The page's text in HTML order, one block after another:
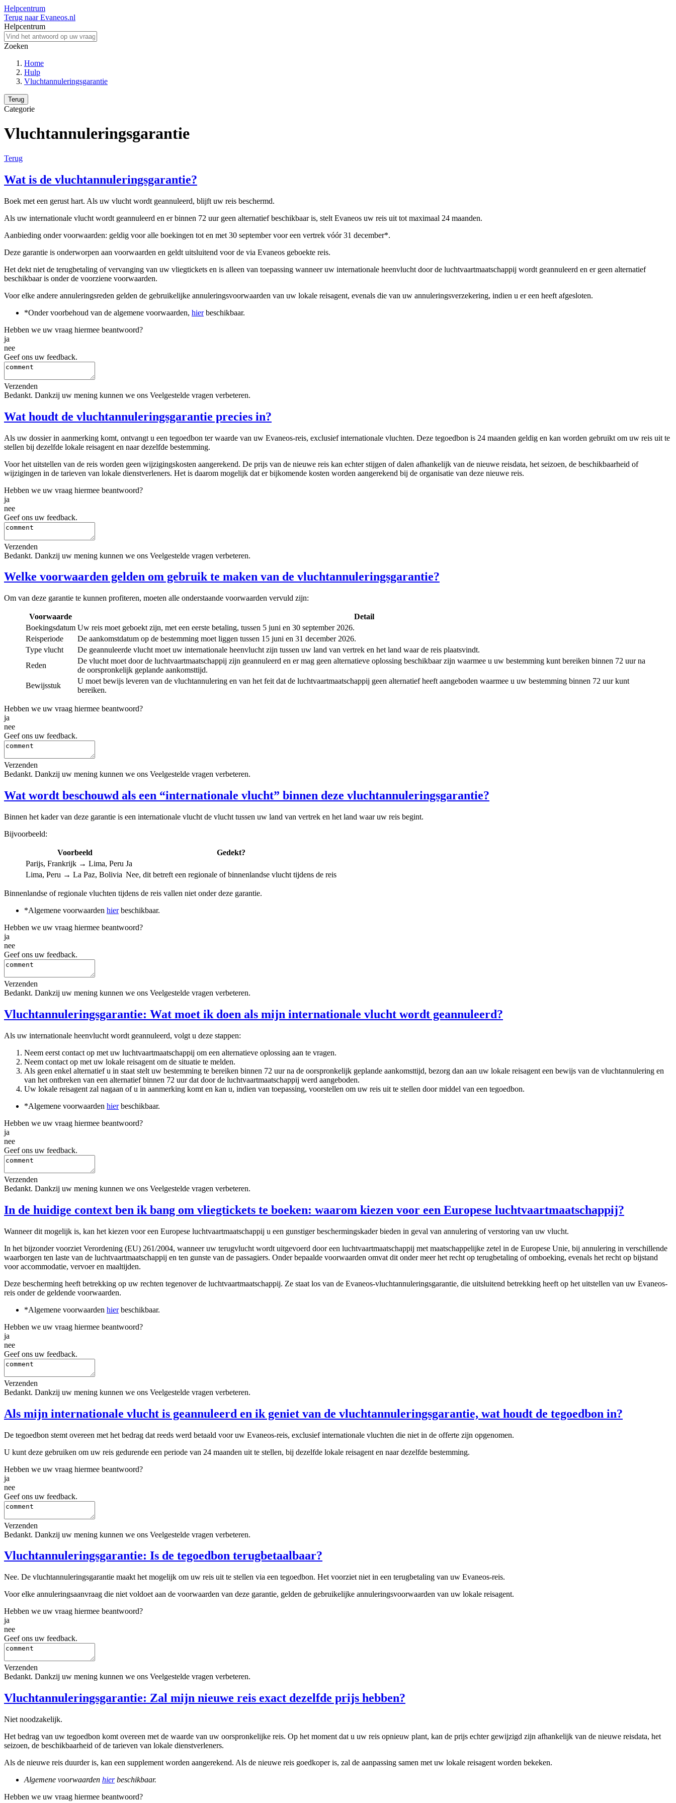
Helpcentrum
Terug naar Evaneos.nl
Helpcentrum
Zoeken
Home
Hulp
Vluchtannuleringsgarantie
Terug
Categorie
Vluchtannuleringsgarantie
Terug
Wat is de vluchtannuleringsgarantie?
Boek met een gerust hart. Als uw vlucht wordt geannuleerd, blijft uw reis beschermd.
Als uw internationale vlucht wordt geannuleerd en er binnen 72 uur geen alternatief beschikbaar is, stelt Evaneos uw reis uit tot maximaal 24 maanden.
Aanbieding onder voorwaarden: geldig voor alle boekingen tot en met 30 september voor een vertrek vóór 31 december*.
Deze garantie is onderworpen aan voorwaarden en geldt uitsluitend voor de via Evaneos geboekte reis.
Het dekt niet de terugbetaling of vervanging van uw vliegtickets en is alleen van toepassing wanneer uw internationale heenvlucht door de luchtvaartmaatschappij wordt geannuleerd en er geen alternatief
beschikbaar is onder de voorziene voorwaarden.
Voor elke andere annuleringsreden gelden de gebruikelijke annuleringsvoorwaarden van uw lokale reisagent, evenals die van uw annuleringsverzekering, indien u er een heeft afgesloten.
*Onder voorbehoud van de algemene voorwaarden, hierbeschikbaar.
Hebben we uw vraag hiermee beantwoord?
ja
nee
Geef ons uw feedback.
Verzenden
Bedankt. Dankzij uw mening kunnen we ons Veelgestelde vragen verbeteren.
Wat houdt de vluchtannuleringsgarantie precies in?
Als uw dossier in aanmerking komt, ontvangt u een tegoedbon ter waarde van uw Evaneos-reis, exclusief internationale vluchten. Deze tegoedbon is 24 maanden geldig en kan worden gebruikt om uw reis uit te
stellen bij dezelfde lokale reisagent en naar dezelfde bestemming.
Voor het uitstellen van de reis worden geen wijzigingskosten aangerekend. De prijs van de nieuwe reis kan echter stijgen of dalen afhankelijk van de nieuwe reisdata, het seizoen, de beschikbaarheid of
wijzigingen in de tarieven van lokale dienstverleners. Het is daarom mogelijk dat er bijkomende kosten worden aangerekend bij de organisatie van deze nieuwe reis.
Hebben we uw vraag hiermee beantwoord?
ja
nee
Geef ons uw feedback.
Verzenden
Bedankt. Dankzij uw mening kunnen we ons Veelgestelde vragen verbeteren.
Welke voorwaarden gelden om gebruik te maken van de vluchtannuleringsgarantie?
Om van deze garantie te kunnen profiteren, moeten alle onderstaande voorwaarden vervuld zijn:
Voorwaarde
Detail
Boekingsdatum Uw reis moet geboekt zijn, met een eerste betaling, tussen 5 juni en 30 september 2026.
Reisperiode
De aankomstdatum op de bestemming moet liggen tussen 15 juni en 31 december 2026.
Type vlucht
De geannuleerde vlucht moet uw internationale heenvlucht zijn tussen uw land van vertrek en het land waar de reis plaatsvindt.
Reden
De vlucht moet door de luchtvaartmaatschappij zijn geannuleerd en er mag geen alternatieve oplossing beschikbaar zijn waarmee u uw bestemming kunt bereiken binnen 72 uur na
de oorspronkelijk geplande aankomsttijd.
Bewijsstuk
U moet bewijs leveren van de vluchtannulering en van het feit dat de luchtvaartmaatschappij geen alternatief heeft aangeboden waarmee u uw bestemming binnen 72 uur kunt
bereiken.
Hebben we uw vraag hiermee beantwoord?
ja
nee
Geef ons uw feedback.
Verzenden
Bedankt. Dankzij uw mening kunnen we ons Veelgestelde vragen verbeteren.
Wat wordt beschouwd als een “internationale vlucht” binnen deze vluchtannuleringsgarantie?
Binnen het kader van deze garantie is een internationale vlucht de vlucht tussen uw land van vertrek en het land waar uw reis begint.
Bijvoorbeeld:
Voorbeeld
Gedekt?
Parijs, Frankrijk → Lima, Peru Ja
Lima, Peru → La Paz, Bolivia Nee, dit betreft een regionale of binnenlandse vlucht tijdens de reis
Binnenlandse of regionale vluchten tijdens de reis vallen niet onder deze garantie.
*Algemene voorwaarden hierbeschikbaar.
Hebben we uw vraag hiermee beantwoord?
ja
nee
Geef ons uw feedback.
Verzenden
Bedankt. Dankzij uw mening kunnen we ons Veelgestelde vragen verbeteren.
Vluchtannuleringsgarantie: Wat moet ik doen als mijn internationale vlucht wordt geannuleerd?
Als uw internationale heenvlucht wordt geannuleerd, volgt u deze stappen:
Neem eerst contact op met uw luchtvaartmaatschappij om een alternatieve oplossing aan te vragen.
Neem contact op met uw lokale reisagent om de situatie te melden.
Als geen enkel alternatief u in staat stelt uw bestemming te bereiken binnen 72 uur na de oorspronkelijk geplande aankomsttijd, bezorg dan aan uw lokale reisagent een bewijs van de vluchtannulering en
van het ontbreken van een alternatief binnen 72 uur dat door de luchtvaartmaatschappij werd aangeboden.
Uw lokale reisagent zal nagaan of u in aanmerking komt en kan u, indien van toepassing, voorstellen om uw reis uit te stellen door middel van een tegoedbon.
*Algemene voorwaarden hierbeschikbaar.
Hebben we uw vraag hiermee beantwoord?
ja
nee
Geef ons uw feedback.
Verzenden
Bedankt. Dankzij uw mening kunnen we ons Veelgestelde vragen verbeteren.
In de huidige context ben ik bang om vliegtickets te boeken: waarom kiezen voor een Europese luchtvaartmaatschappij?
Wanneer dit mogelijk is, kan het kiezen voor een Europese luchtvaartmaatschappij u een gunstiger beschermingskader bieden in geval van annulering of verstoring van uw vlucht.
In het bijzonder voorziet Verordening (EU) 261/2004, wanneer uw terugvlucht wordt uitgevoerd door een luchtvaartmaatschappij met maatschappelijke zetel in de Europese Unie, bij annulering in verschillende
waarborgen ten laste van de luchtvaartmaatschappij en ten gunste van de passagiers. Onder bepaalde voorwaarden omvat dit onder meer het recht op terugbetaling of omboeking, evenals het recht op bijstand
voor accommodatie, vervoer en maaltijden.
Deze bescherming heeft betrekking op uw rechten tegenover de luchtvaartmaatschappij. Ze staat los van de Evaneos-vluchtannuleringsgarantie, die uitsluitend betrekking heeft op het uitstellen van uw Evaneos-
reis onder de geldende voorwaarden.
*Algemene voorwaarden hierbeschikbaar.
Hebben we uw vraag hiermee beantwoord?
ja
nee
Geef ons uw feedback.
Verzenden
Bedankt. Dankzij uw mening kunnen we ons Veelgestelde vragen verbeteren.
Als mijn internationale vlucht is geannuleerd en ik geniet van de vluchtannuleringsgarantie, wat houdt de tegoedbon in?
De tegoedbon stemt overeen met het bedrag dat reeds werd betaald voor uw Evaneos-reis, exclusief internationale vluchten die niet in de offerte zijn opgenomen.
U kunt deze gebruiken om uw reis gedurende een periode van 24 maanden uit te stellen, bij dezelfde lokale reisagent en naar dezelfde bestemming.
Hebben we uw vraag hiermee beantwoord?
ja
nee
Geef ons uw feedback.
Verzenden
Bedankt. Dankzij uw mening kunnen we ons Veelgestelde vragen verbeteren.
Vluchtannuleringsgarantie: Is de tegoedbon terugbetaalbaar?
Nee. De vluchtannuleringsgarantie maakt het mogelijk om uw reis uit te stellen via een tegoedbon. Het voorziet niet in een terugbetaling van uw Evaneos-reis.
Voor elke annuleringsaanvraag die niet voldoet aan de voorwaarden van deze garantie, gelden de gebruikelijke annuleringsvoorwaarden van uw lokale reisagent.
Hebben we uw vraag hiermee beantwoord?
ja
nee
Geef ons uw feedback.
Verzenden
Bedankt. Dankzij uw mening kunnen we ons Veelgestelde vragen verbeteren.
Vluchtannuleringsgarantie: Zal mijn nieuwe reis exact dezelfde prijs hebben?
Niet noodzakelijk.
Het bedrag van uw tegoedbon komt overeen met de waarde van uw oorspronkelijke reis. Op het moment dat u uw reis opnieuw plant, kan de prijs echter gewijzigd zijn afhankelijk van de nieuwe reisdata, het
seizoen, de beschikbaarheid of de tarieven van lokale dienstverleners.
Als de nieuwe reis duurder is, kan een supplement worden aangerekend. Als de nieuwe reis goedkoper is, zal de aanpassing samen met uw lokale reisagent worden bekeken.
Algemene voorwaarden hierbeschikbaar.
Hebben we uw vraag hiermee beantwoord?